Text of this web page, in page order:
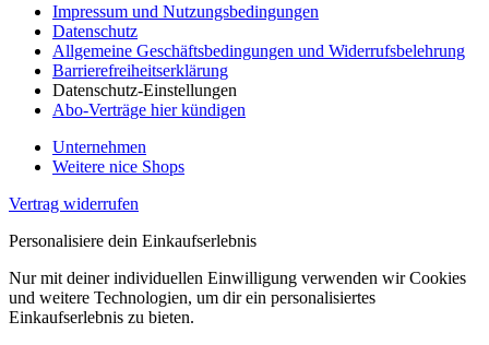
Impressum und Nutzungsbedingungen
Datenschutz
Allgemeine Geschäftsbedingungen und Widerrufsbelehrung
Barrierefreiheitserklärung
Datenschutz-Einstellungen
Abo-Verträge hier kündigen
Unternehmen
Weitere nice Shops
Vertrag widerrufen
Personalisiere dein Einkaufserlebnis
Nur mit deiner individuellen Einwilligung verwenden wir Cookies
und weitere Technologien, um dir ein personalisiertes
Einkaufserlebnis zu bieten.